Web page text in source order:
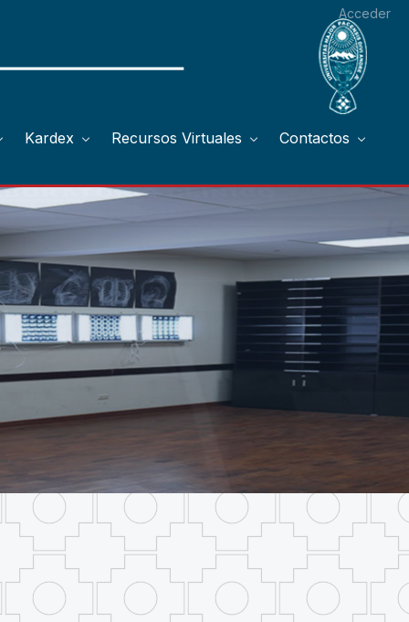
Acceder
Kardex Recursos Virtuales Contactos